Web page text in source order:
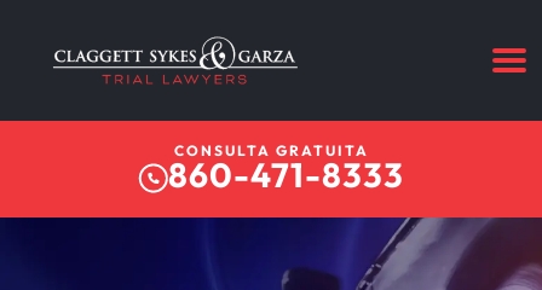
CONSULTA GRATUITA
860-471-8333